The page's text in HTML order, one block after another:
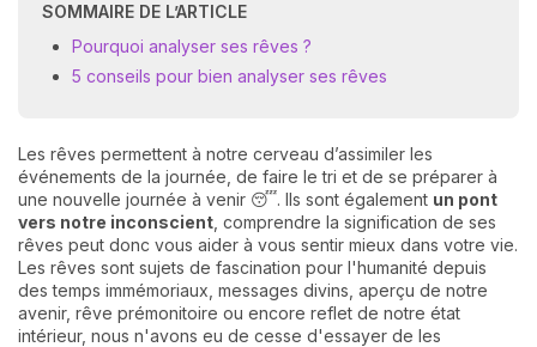
SOMMAIRE DE L’ARTICLE
Pourquoi analyser ses rêves ?
5 conseils pour bien analyser ses rêves
Les rêves permettent à notre cerveau d’assimiler les
événements de la journée, de faire le tri et de se préparer à
une nouvelle journée à venir 😴. Ils sont également un pont
vers notre inconscient , comprendre la signification de ses
rêves peut donc vous aider à vous sentir mieux dans votre vie.
Les rêves sont sujets de fascination pour l'humanité depuis
des temps immémoriaux, messages divins, aperçu de notre
avenir, rêve prémonitoire ou encore reflet de notre état
intérieur, nous n'avons eu de cesse d'essayer de les